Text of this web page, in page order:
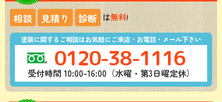
相談 見積り 診断 は無料!
塗装に関するご相談はお気軽にご来店・お電話・メール下さい
0120-38-1116
受付時間 10:00-16:00（水曜・第3日曜定休）